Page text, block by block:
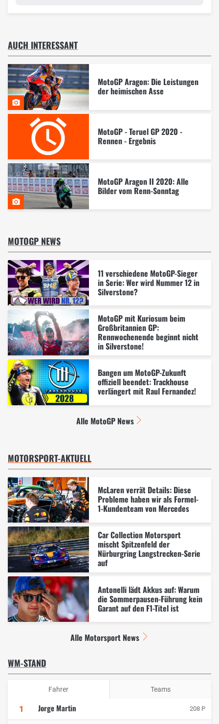
AUCH INTERESSANT
MotoGP Aragon: Die Leistungen
der heimischen Asse
MotoGP - Teruel GP 2020 -
Rennen - Ergebnis
MotoGP Aragon II 2020: Alle
Bilder vom Renn-Sonntag
MOTOGP NEWS
11 verschiedene MotoGP-Sieger
in Serie: Wer wird Nummer 12 in
Silverstone?
MotoGP mit Kuriosum beim
Großbritannien GP:
Rennwochenende beginnt nicht
in Silverstone!
Bangen um MotoGP-Zukunft
offiziell beendet: Trackhouse
verlängert mit Raul Fernandez!
Alle MotoGP News
MOTORSPORT-AKTUELL
McLaren verrät Details: Diese
Probleme haben wir als Formel-
1-Kundenteam von Mercedes
Car Collection Motorsport
mischt Spitzenfeld der
Nürburgring Langstrecken-Serie
auf
Antonelli lädt Akkus auf: Warum
die Sommerpausen-Führung kein
Garant auf den F1-Titel ist
Alle Motorsport News
WM-STAND
Fahrer Teams
1 Jorge Martin 208 P